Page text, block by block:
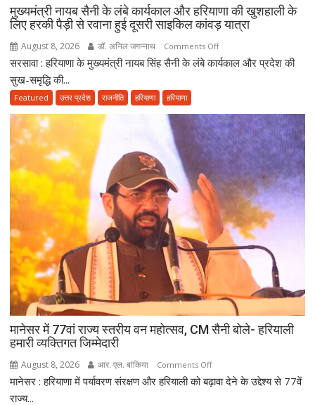
बनाएंगे
अग्रणी
मुख्यमंत्री नायब सैनी के लंबे कार्यकाल और हरियाणा की खुशहाली के
लिए हरकी पैड़ी से रवाना हुई दूसरी साइकिल कांवड़ यात्रा
August 8, 2026 डॉ. अनिल जगन्नाथ Comments Offon
मुख्यमंत्री
लंबे
कार्यकाल
खुशहाली
लिए
हरकी
रवाना
दूसरी
सरसावा : हरियाणा के मुख्यमंत्री नायब सिंह सैनी के लंबे कार्यकाल और प्रदेश की
सुख-समृद्धि की...
Featured उत्तर प्रदेश राजनीति हरियाणा हरियाणा
मानेसर में 77वां राज्य स्तरीय वन महोत्सव, CM सैनी बोले- हरियाली
हमारी व्यक्तिगत जिम्मेदारी
August 8, 2026 आर. एल. बांकिया Comments Offon
मानेसर
मानेसर : हरियाणा में पर्यावरण संरक्षण और हरियाली को बढ़ावा देने के उद्देश्य से 77वें
राज्य...